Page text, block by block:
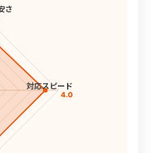
さ
対応スピード
4.0